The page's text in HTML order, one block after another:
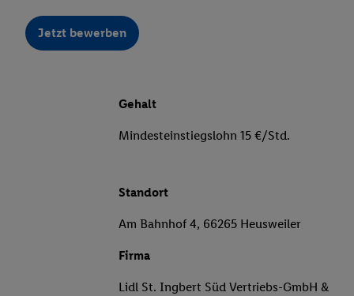
Jetzt bewerben
Gehalt
Mindesteinstiegslohn 15 €/Std.
Standort
Am Bahnhof 4, 66265 Heusweiler
Firma
Lidl St. Ingbert Süd Vertriebs-GmbH &